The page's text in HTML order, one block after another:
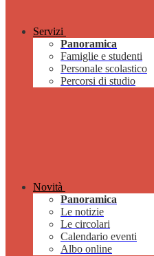
Servizi
Panoramica
Famiglie e studenti
Personale scolastico
Percorsi di studio
Novità
Panoramica
Le notizie
Le circolari
Calendario eventi
Albo online